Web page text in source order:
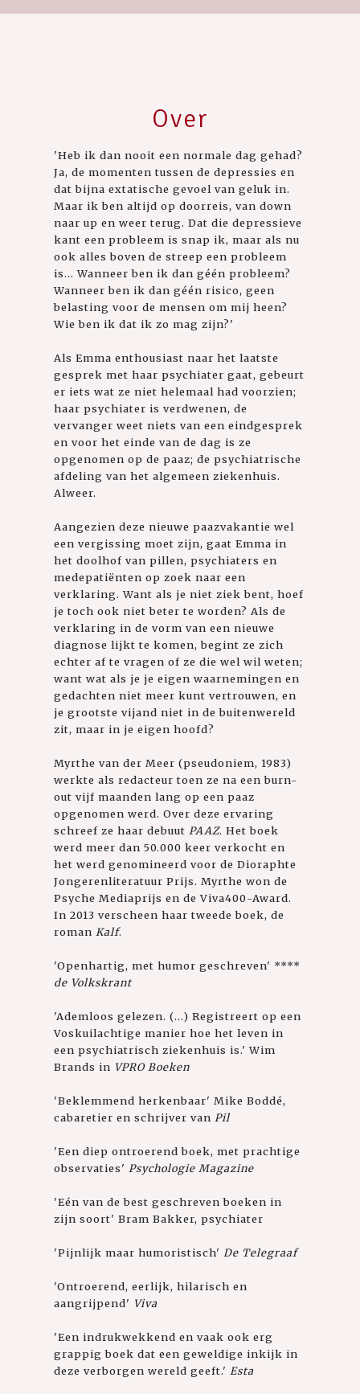
Over
'Heb ik dan nooit een normale dag gehad?
Ja, de momenten tussen de depressies en
dat bijna extatische gevoel van geluk in.
Maar ik ben altijd op doorreis, van down
naar up en weer terug. Dat die depressieve
kant een probleem is snap ik, maar als nu
ook alles boven de streep een probleem
is... Wanneer ben ik dan géén probleem?
Wanneer ben ik dan géén risico, geen
belasting voor de mensen om mij heen?
Wie ben ik dat ik zo mag zijn?'
Als Emma enthousiast naar het laatste
gesprek met haar psychiater gaat, gebeurt
er iets wat ze niet helemaal had voorzien;
haar psychiater is verdwenen, de
vervanger weet niets van een eindgesprek
en voor het einde van de dag is ze
opgenomen op de paaz; de psychiatrische
afdeling van het algemeen ziekenhuis.
Alweer.
Aangezien deze nieuwe paazvakantie wel
een vergissing moet zijn, gaat Emma in
het doolhof van pillen, psychiaters en
medepatiënten op zoek naar een
verklaring. Want als je niet ziek bent, hoef
je toch ook niet beter te worden? Als de
verklaring in de vorm van een nieuwe
diagnose lijkt te komen, begint ze zich
echter af te vragen of ze die wel wil weten;
want wat als je je eigen waarnemingen en
gedachten niet meer kunt vertrouwen, en
je grootste vijand niet in de buitenwereld
zit, maar in je eigen hoofd?
Myrthe van der Meer (pseudoniem, 1983)
werkte als redacteur toen ze na een burn-
out vijf maanden lang op een paaz
opgenomen werd. Over deze ervaring
schreef ze haar debuutPAAZ. Het boek
werd meer dan 50.000 keer verkocht en
het werd genomineerd voor de Dioraphte
Jongerenliteratuur Prijs. Myrthe won de
Psyche Mediaprijs en de Viva400-Award.
In 2013 verscheen haar tweede boek, de
romanKalf.
'Openhartig, met humor geschreven' ****
de Volkskrant
'Ademloos gelezen. (...) Registreert op een
Voskuilachtige manier hoe het leven in
een psychiatrisch ziekenhuis is.' Wim
Brands in VPRO Boeken
'Beklemmend herkenbaar' Mike Boddé,
cabaretier en schrijver vanPil
'Een diep ontroerend boek, met prachtige
observaties'Psychologie Magazine
'Eén van de best geschreven boeken in
zijn soort' Bram Bakker, psychiater
'Pijnlijk maar humoristisch' De Telegraaf
'Ontroerend, eerlijk, hilarisch en
aangrijpend' Viva
'Een indrukwekkend en vaak ook erg
grappig boek dat een geweldige inkijk in
deze verborgen wereld geeft.'Esta